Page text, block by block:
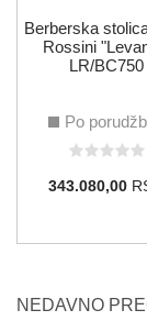
Berberska
Rossini
LR/BC750
Po
343.080,00
NEDAVNO